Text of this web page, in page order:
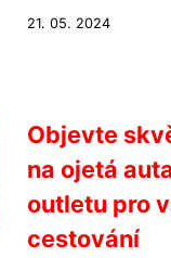
21. 05. 2024
Objevte
na ojetá
outletu pro
cestování